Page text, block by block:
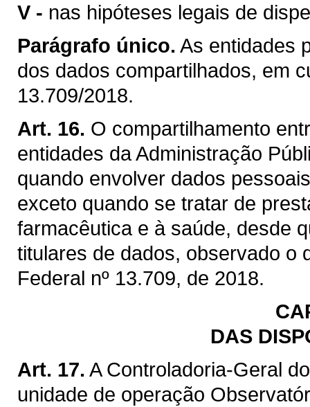
V - nas hipóteses legais de
Parágrafo único. As entidades
dos dados compartilhados, em
13.709/2018.
Art. 16. O compartilhamento
entidades da Administração
quando envolver dados
exceto quando se tratar de
farmacêutica e à saúde, desde
titulares de dados, observado o
Federal nº 13.709, de 2018.
DAS
Art. 17. A Controladoria-Geral
unidade de operação